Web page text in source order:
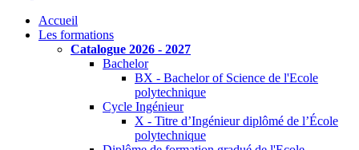
Accueil
Les formations
Catalogue 2026 - 2027
Bachelor
BX - Bachelor of Science de l'Ecole
polytechnique
Cycle Ingénieur
X - Titre d’Ingénieur diplômé de l’École
polytechnique